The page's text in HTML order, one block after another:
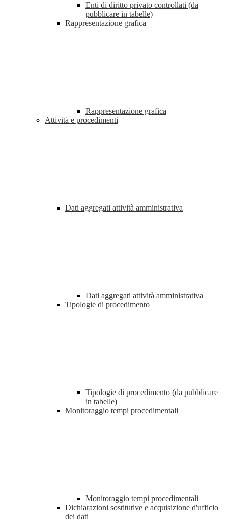
Enti di diritto privato controllati (da
pubblicare in tabelle)
Rappresentazione grafica
Rappresentazione grafica
Attività e procedimenti
Dati aggregati attività amministrativa
Dati aggregati attività amministrativa
Tipologie di procedimento
Tipologie di procedimento (da pubblicare
in tabelle)
Monitoraggio tempi procedimentali
Monitoraggio tempi procedimentali
Dichiarazioni sostitutive e acquisizione d'ufficio
dei dati